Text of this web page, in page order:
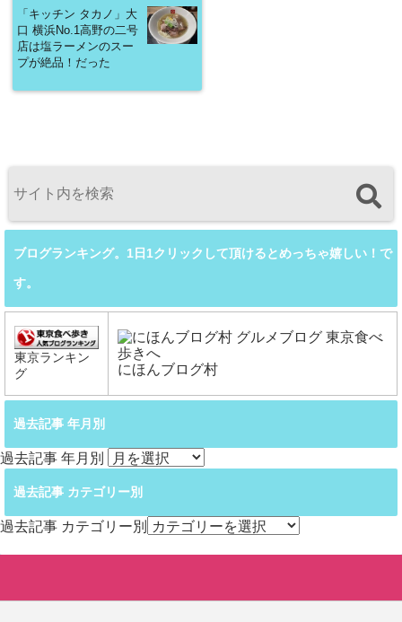
「キッチン タカノ」大
口 横浜No.1高野の二号
店は塩ラーメンのスー
プが絶品！だった
ブログランキング。1日1クリックして頂けるとめっちゃ嬉しい！で
す。
東京ランキン
グ
にほんブログ村
過去記事 年月別
過去記事 年月別
過去記事 カテゴリー別
過去記事 カテゴリー別